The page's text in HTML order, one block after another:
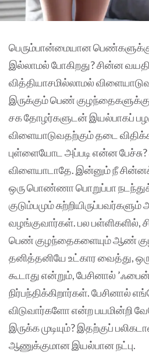
பெரும்பான்மையான
இல்லாமல் போகிறது? சின்ன
வித்தியாசமில்லாமல்
இருக்கும் பெண்
சக தோழர்களுடன் இயல்பாகப்
விளையாடுவதற்கும் தடை
புள்ளையோட அப்படி என்ன
விளையாடாதே. இன்னும் நீ
ஒரு பொண்ணா பொறுப்பா
குடும்பமும்
வழங்குவார்கள். பல பள்ளிகளில்,
பெண் குழந்தைகளையும் ஆண்
தனித்தனியே உட்கார வைத்து,
கூடாது என்றும், பேசினால்
நிர்பந்திக்கிறார்கள். பேசினால்
விடுவார்களோ என்ற பயமின்றி
இருக்க முடியும்? இதற்குப்
ஆணுக்குமான இயல்பான நட்பு.